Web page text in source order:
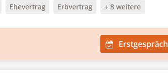
Ehevertrag Erbvertrag + 8 weitere
Erstgespräch